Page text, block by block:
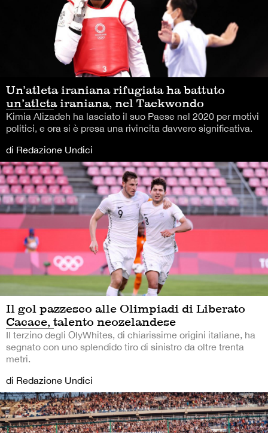
Un’atleta iraniana rifugiata ha battuto
un’atleta iraniana, nel Taekwondo
Kimia Alizadeh ha lasciato il suo Paese nel 2020 per motivi
politici, e ora si è presa una rivincita davvero significativa.
di Redazione Undici
Il gol pazzesco alle Olimpiadi di Liberato
Cacace, talento neozelandese
Il terzino degli OlyWhites, di chiarissime origini italiane, ha
segnato con uno splendido tiro di sinistro da oltre trenta
metri.
di Redazione Undici